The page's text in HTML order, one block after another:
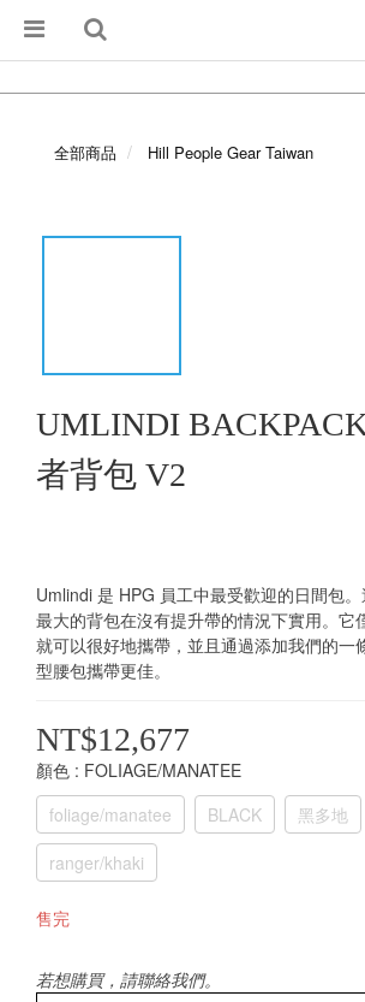
全部商品 Hill People Gear Taiwan
UMLINDI
者背包 V2
Umlindi 是 HPG 員工中最受歡迎的日間包
最大的背包在沒有提升帶的情況下實用。它
就可以很好地攜帶，並且通過添加我們的一
型腰包攜帶更佳。
NT$12,677
顏色 : FOLIAGE/MANATEE
foliage/manatee
BLACK 黑多地
ranger/khaki
售完
若想購買，請聯絡我們。